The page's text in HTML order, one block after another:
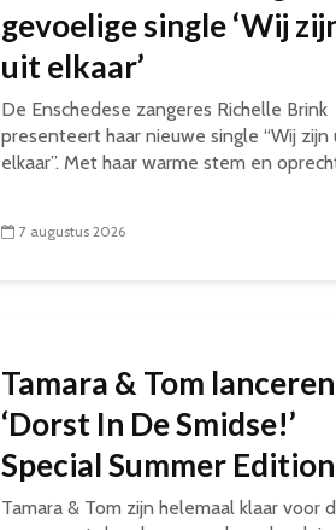
gevoelige single ‘Wij
uit elkaar’
De Enschedese zangeres Richelle Brink
presenteert haar nieuwe single “Wij zijn
elkaar”. Met haar warme stem en
7 augustus 2026
Tamara & Tom lanceren
‘Dorst In De Smidse!’
Special Summer Edition
Tamara & Tom zijn helemaal klaar voor